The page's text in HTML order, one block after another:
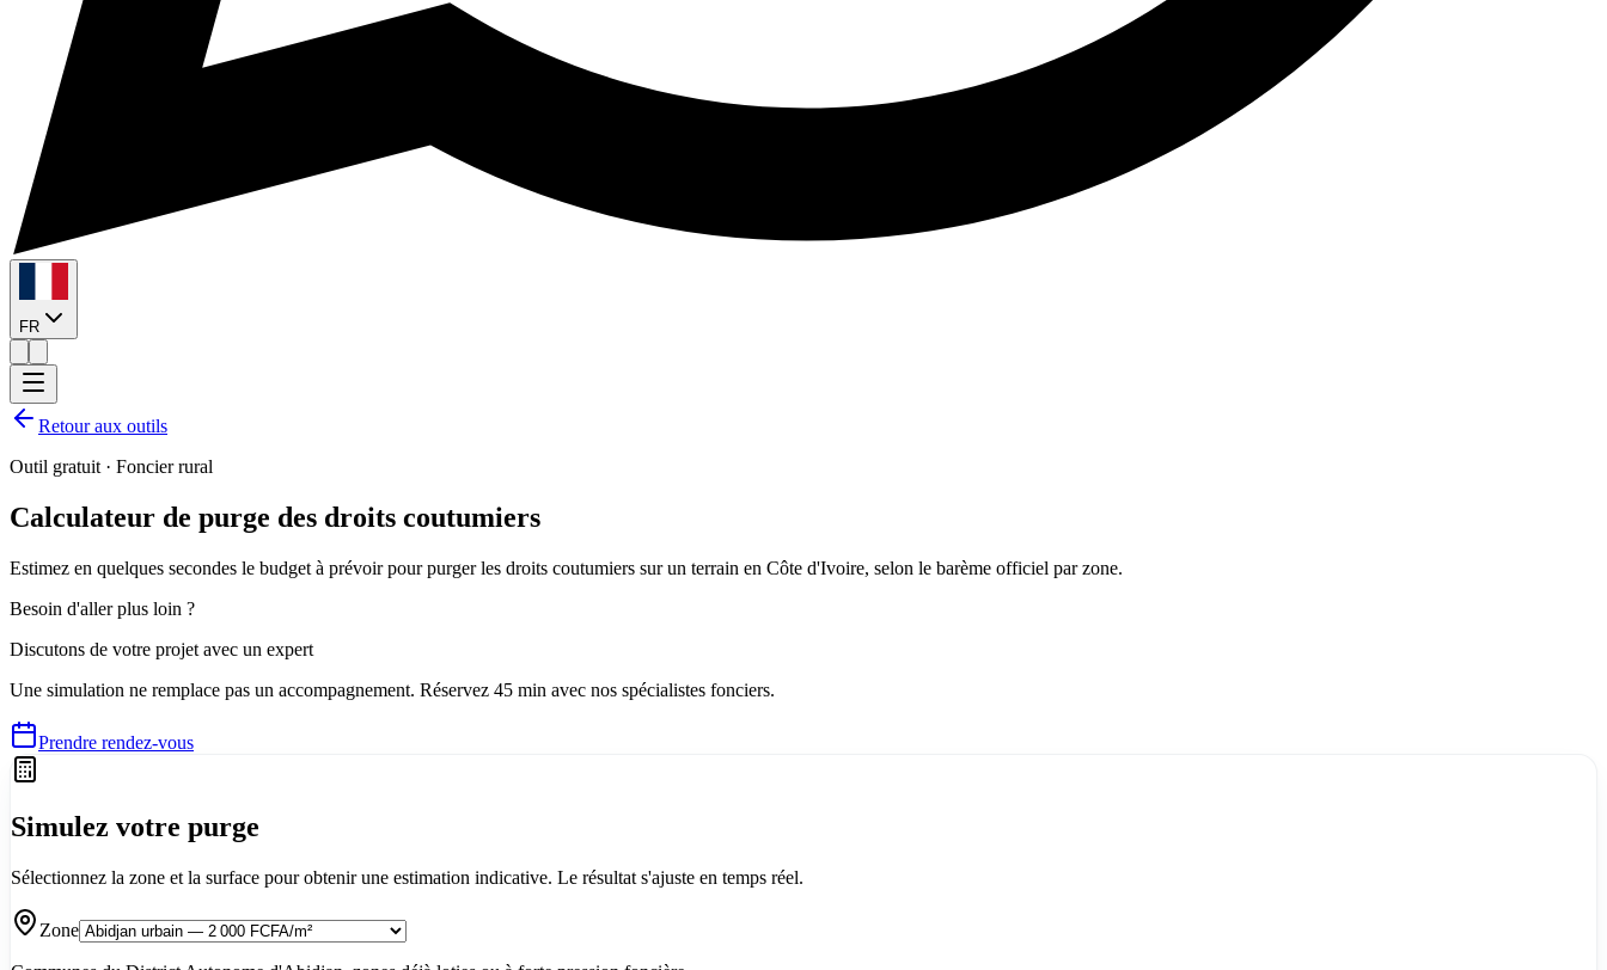
FR
Retour aux outils
Outil gratuit · Foncier rural
Calculateur de purge des droits coutumiers
Estimez en quelques secondes le budget à prévoir pour purger les droits coutumiers sur un terrain en Côte d'Ivoire, selon le barème officiel par zone.
Besoin d'aller plus loin ?
Discutons de votre projet avec un expert
Une simulation ne remplace pas un accompagnement. Réservez 45 min avec nos spécialistes fonciers.
Prendre rendez-vous
Simulez votre purge
Sélectionnez la zone et la surface pour obtenir une estimation indicative. Le résultat s'ajuste en temps réel.
Zone